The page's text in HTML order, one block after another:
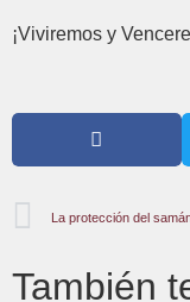
¡Viviremos y
También